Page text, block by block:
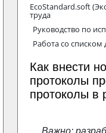
EcoStandard.soft
труда
Руководство по
Работа со списком
Как внести
протоколы
протоколы в
Важно: